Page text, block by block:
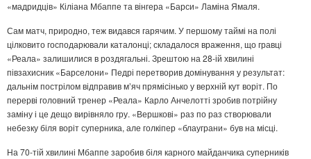
«мадридців» Кіліана Мбаппе та вінгера «Барси» Ламіна Ямаля.
Сам матч, природно, теж видався гарячим. У першому таймі на полі
цілковито господарювали каталонці; складалося враження, що гравці
«Реала» залишилися в роздягальні. Зрештою на 28-ій хвилині
півзахисник «Барселони» Педрі перетворив домінування у результат:
дальнім пострілом відправив мʼяч прямісінько у верхній кут воріт. По
перерві головний тренер «Реала» Карло Анчелотті зробив потрійну
заміну і це дещо вирівняло гру. «Вершкові» раз по раз створювали
небезку біля воріт суперника, але голкіпер «блауграни» був на місці.
На 70-тій хвилині Мбаппе заробив біля карного майданчика суперників